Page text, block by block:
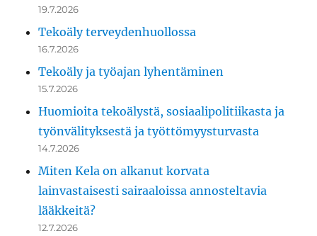
19.7.2026
Tekoäly terveydenhuollossa
16.7.2026
Tekoäly ja työajan lyhentäminen
15.7.2026
Huomioita tekoälystä, sosiaalipolitiikasta ja
työnvälityksestä ja työttömyysturvasta
14.7.2026
Miten Kela on alkanut korvata
lainvastaisesti sairaaloissa annosteltavia
lääkkeitä?
12.7.2026